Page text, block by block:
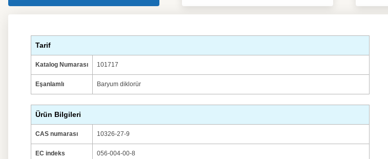
Tarif
Katalog Numarası 101717
Eşanlamlı Baryum diklorür
Ürün Bilgileri
CAS numarası 10326-27-9
EC indeks
056-004-00-8